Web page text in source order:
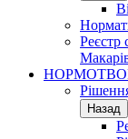
Реєстр
Назад